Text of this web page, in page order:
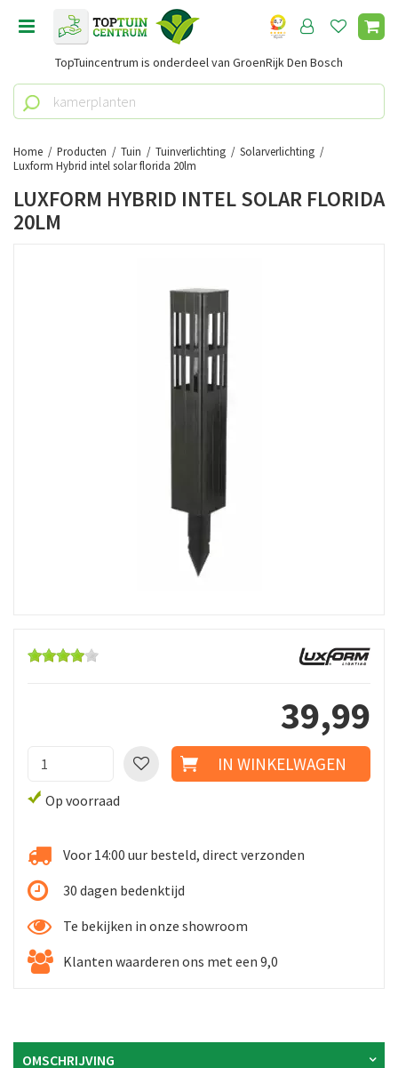
Home Producten Tuin Tuinverlichting
Solarverlichting
Luxform Hybrid intel solar florida 20lm
TopTuincentrum is onderdeel van GroenRijk Den Bosch
LUXFORM HYBRID INTEL SOLAR FLORIDA
20LM
39,99
Op voorraad
Voor 14:00 uur besteld, direct verzonden
30 dagen bedenktijd
Te bekijken in onze showroom
Klanten waarderen ons met een 9,0
OMSCHRIJVING